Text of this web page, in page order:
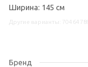
Ширина: 145 см
Бренд